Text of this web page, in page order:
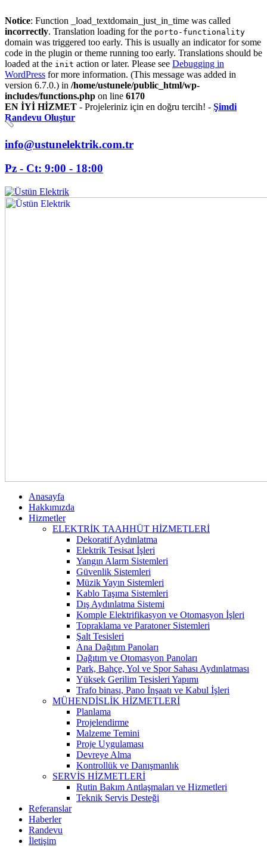
Notice: Function _load_textdomain_just_in_time was called
incorrectly. Translation loading for the porto-functionality
domain was triggered too early. This is usually an indicator for some
code in the plugin or theme running too early. Translations should be
loaded at the init action or later. Please see Debugging in
WordPress for more information. (This message was added in
version 6.7.0.) in /home/ustunele/public_html/wp-
includes/functions.php on line 6170
EN İYİ HİZMET - Projeleriniz için en doğru tercih! - Şimdi
Randevu Oluştur
info@ustunelektrik.com.tr
Pz - Ct: 9:00 - 18:00
Anasayfa
Hakkımızda
Hizmetler
ELEKTRİK TAAHHÜT HİZMETLERİ
Dekoratif Aydınlatma
Elektrik Tesisat İşleri
Yangın Alarm Sistemleri
Güvenlik Sistemleri
Müzik Yayın Sistemleri
Kablo Taşıma Sistemleri
Dış Aydınlatma Sistemi
Komple Elektrifikasyon ve Otomasyon İşleri
Topraklama ve Paratoner Sistemleri
Şalt Tesisleri
Ana Dağıtım Panoları
Dağıtım ve Otomasyon Panoları
Park, Bahçe, Yol ve Spor Sahası Aydınlatması
Yüksek Gerilim Tesisleri Yapımı
Trafo binası, Pano İnşaatı ve Kabul İşleri
MÜHENDİSLİK HİZMETLERİ
Planlama
Projelendirme
Malzeme Temini
Proje Uygulaması
Devreye Alma
Kontrollük ve Danışmanlık
SERVİS HİZMETLERİ
Rutin Bakım Antlaşmaları ve Hizmetleri
Teknik Servis Desteği
Referanslar
Haberler
Randevu
İletişim